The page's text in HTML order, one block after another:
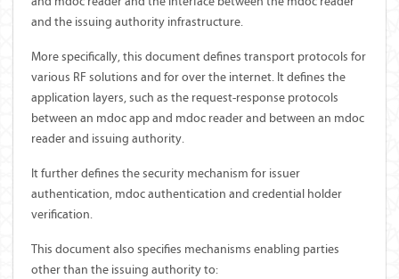
and the issuing authority infrastructure.
More specifically, this document defines transport protocols for
various RF solutions and for over the internet. It defines the
application layers, such as the request-response protocols
between an mdoc app and mdoc reader and between an mdoc
reader and issuing authority.
It further defines the security mechanism for issuer
authentication, mdoc authentication and credential holder
verification.
This document also specifies mechanisms enabling parties
other than the issuing authority to: